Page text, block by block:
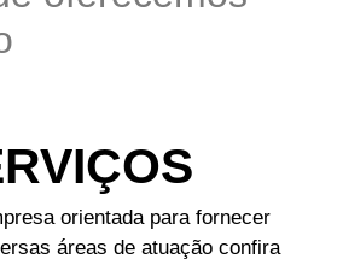
orientada para fornecer
áreas de atuação confira